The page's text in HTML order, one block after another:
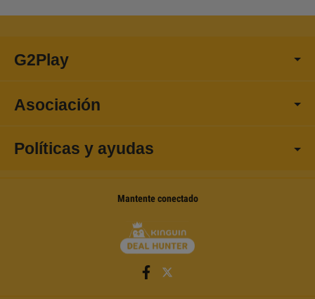
G2Play
Asociación
Políticas y ayudas
Mantente conectado